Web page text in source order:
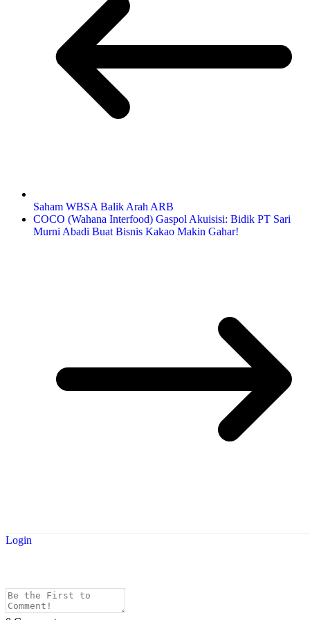
Saham WBSA Balik Arah ARB
COCO (Wahana Interfood) Gaspol Akuisisi: Bidik PT Sari
Murni Abadi Buat Bisnis Kakao Makin Gahar!
Login